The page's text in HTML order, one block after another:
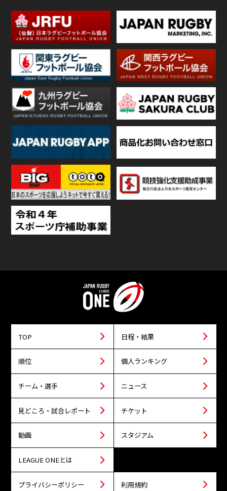
TOP 日程・結果
順位 個人ランキング
チーム・選手 ニュース
見どころ・試合レポート チケット
動画 スタジアム
LEAGUE ONEとは
プライバシーポリシー 利用規約